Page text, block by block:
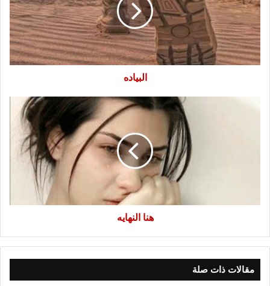
البياده
هنا النهايه
مقالات ذات صلة